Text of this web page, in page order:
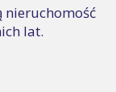
nieruchomość
lat.